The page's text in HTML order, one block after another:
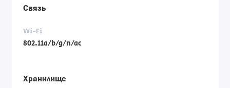
Связь
Wi-Fi
802.11a/b/g/n/ac
Хранилище